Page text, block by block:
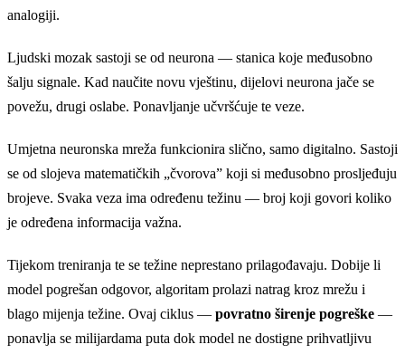
analogiji.
Ljudski mozak sastoji se od neurona — stanica koje međusobno
šalju signale. Kad naučite novu vještinu, dijelovi neurona jače se
povežu, drugi oslabe. Ponavljanje učvršćuje te veze.
Umjetna neuronska mreža funkcionira slično, samo digitalno. Sastoji
se od slojeva matematičkih „čvorova” koji si međusobno prosljeđuju
brojeve. Svaka veza ima određenu težinu — broj koji govori koliko
je određena informacija važna.
Tijekom treniranja te se težine neprestano prilagođavaju. Dobije li
model pogrešan odgovor, algoritam prolazi natrag kroz mrežu i
blago mijenja težine. Ovaj ciklus — povratno širenje pogreške —
ponavlja se milijardama puta dok model ne dostigne prihvatljivu